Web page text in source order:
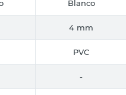
Blanco
4 mm
PVC
-